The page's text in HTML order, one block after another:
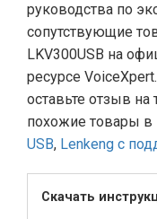
руководства по
сопутствующие
LKV300USB на
ресурсе
оставьте отзыв на
похожие товары в
USB, Lenkeng с
Скачать